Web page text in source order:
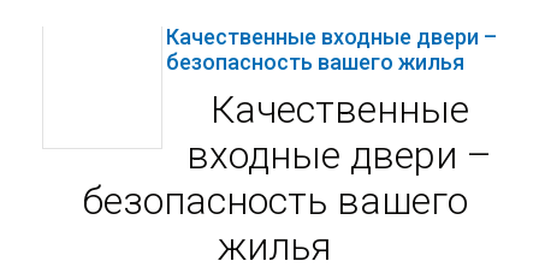
Качественные входные двери –
безопасность вашего жилья
Качественные
входные двери –
безопасность вашего
жилья